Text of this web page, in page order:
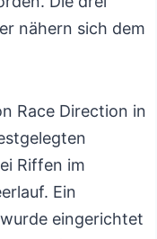
nähern sich dem
Race Direction in
Riffen im
Ein
eingerichtet